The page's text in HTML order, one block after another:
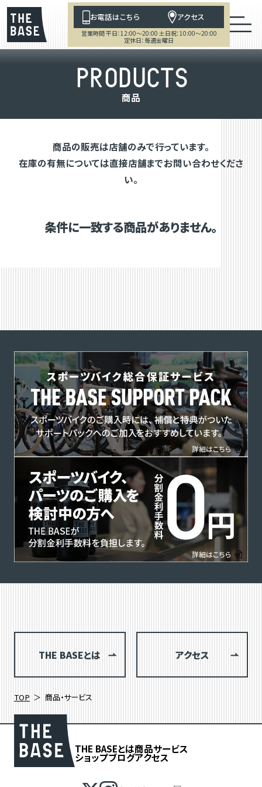
お電話はこちら アクセス
営業時間 平日：12:00～20:00 土日祝：10:00～20:00
定休日：毎週金曜日
PRODUCTS
商品
商品の販売は店舗のみで行っています。
在庫の有無については直接店舗までお問い合わせくださ
い。
条件に一致する商品がありません。
THE BASEとは アクセス
TOP 商品・サービス
THE BASEとは商品サービス
ショップブログアクセス